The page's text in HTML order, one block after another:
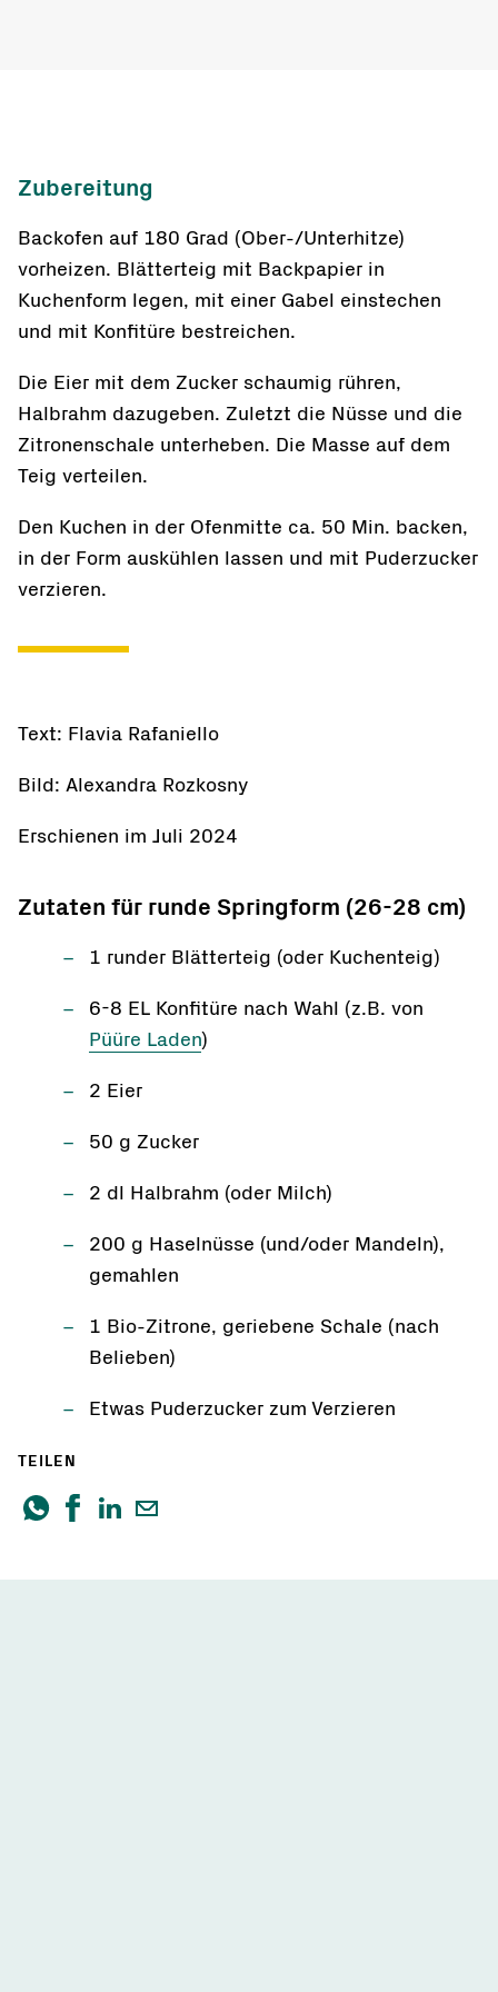
Zubereitung
Backofen auf 180 Grad (Ober-/Unterhitze)
vorheizen. Blätterteig mit Backpapier in
Kuchenform legen, mit einer Gabel einstechen
und mit Konfitüre bestreichen.
Die Eier mit dem Zucker schaumig rühren,
Halbrahm dazugeben. Zuletzt die Nüsse und die
Zitronenschale unterheben. Die Masse auf dem
Teig verteilen.
Den Kuchen in der Ofenmitte ca. 50 Min. backen,
in der Form auskühlen lassen und mit Puderzucker
verzieren.
Text: Flavia Rafaniello
Bild: Alexandra Rozkosny
Erschienen im Juli 2024
Zutaten für runde Springform (26-28 cm)
1 runder Blätterteig (oder Kuchenteig)
6-8 EL Konfitüre nach Wahl (z.B. von
Püüre Laden)
2 Eier
50 g Zucker
2 dl Halbrahm (oder Milch)
200 g Haselnüsse (und/oder Mandeln),
gemahlen
1 Bio-Zitrone, geriebene Schale (nach
Belieben)
Etwas Puderzucker zum Verzieren
TEILEN